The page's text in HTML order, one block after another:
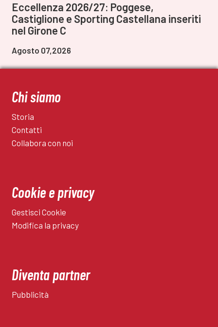
Eccellenza 2026/27: Poggese,
Castiglione e Sporting Castellana inseriti
nel Girone C
Agosto 07,2026
Chi siamo
Storia
Contatti
Collabora con noi
Cookie e privacy
Gestisci Cookie
Modifica la privacy
Diventa partner
Pubblicità